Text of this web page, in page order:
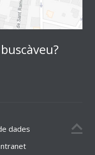
dades